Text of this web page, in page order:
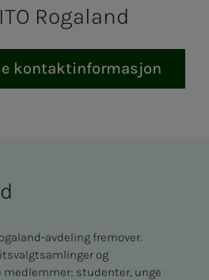
Rogaland
kontaktinformasjon
avdeling fremover.
og
studenter, unge